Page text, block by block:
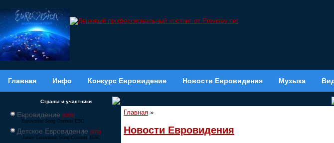
Главная Инфо Конкурс Евровидение Новости Евровидения Музыка
Страны и участники
Евровидение [1858]
Eurovision Song Contest ESC
Детское Евровидение [878]
Junior Eurovision Song Contest JESC
Главная »
Новости Евровидения